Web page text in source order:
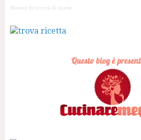
Motore di ricerca di ricette